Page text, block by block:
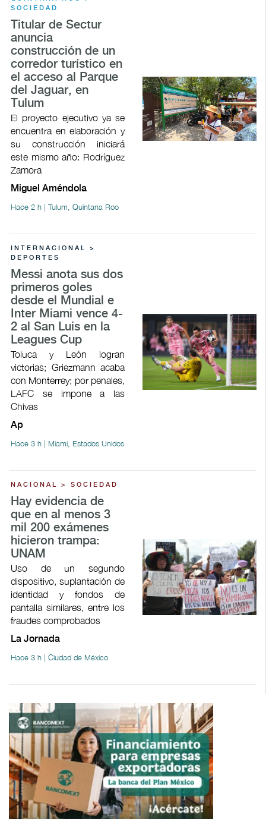
SOCIEDAD
Titular de Sectur
anuncia
construcción de un
corredor turístico en
el acceso al Parque
del Jaguar, en
Tulum
El proyecto ejecutivo ya se
encuentra en elaboración y
su construcción iniciará
este mismo año: Rodríguez
Zamora
Miguel Améndola
Hace 2 h | Tulum, Quintana Roo
INTERNACIONAL >
DEPORTES
Messi anota sus dos
primeros goles
desde el Mundial e
Inter Miami vence 4-
2 al San Luis en la
Leagues Cup
Toluca y León logran
victorias; Griezmann acaba
con Monterrey; por penales,
LAFC se impone a las
Chivas
Ap
Hace 3 h | Miami, Estados Unidos
NACIONAL > SOCIEDAD
Hay evidencia de
que en al menos 3
mil 200 exámenes
hicieron trampa:
UNAM
Uso de un segundo
dispositivo, suplantación de
identidad y fondos de
pantalla similares, entre los
fraudes comprobados
La Jornada
Hace 3 h | Ciudad de México